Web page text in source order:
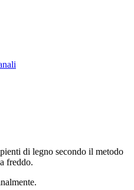
di legno secondo il metodo
freddo.